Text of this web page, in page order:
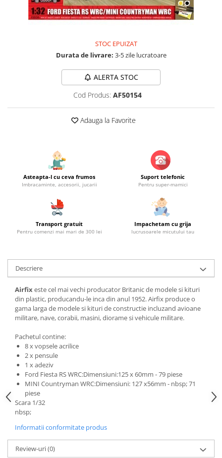
Jucarii si jocuri exterior
Kituri constructie si pictura
Machete auto Diecast
Masini, trenuri, avioane
Accesorii
Role, patine cu rotile
Organizatoare
STOC EPUIZAT
Durata de livrare: 3-5 zile lucratoare
ALERTA STOC
Cod Produs: AF50154
Adauga la Favorite
Asteapta-l cu ceva frumos
Imbracaminte, accesorii, jucarii
Suport telefonic
Pentru super-mamici
Transport gratuit
Pentru comenzi mai mari de 300 lei
Impachetam cu grija
lucrusoarele micutului tau
Descriere
Airfixeste cel mai vechi producator Britanic de modele si kituri
din plastic, producandu-le inca din anul 1952. Airfix produce o
gama larga de modele si kituri de constructie incluzand avioane
militare, nave, corabii, masini, diorame si vehicule militare.
Pachetul contine:
8 x vopsele acrilice
2 x pensule
1 x adeziv
Ford Fiesta RS WRC:Dimensiuni:125 x 60mm - 79 piese
MINI Countryman WRC:Dimensiuni: 127 x56mm - nbsp; 71
piese
Scara 1/32
nbsp;
Informatii conformitate produs
Review-uri(0)